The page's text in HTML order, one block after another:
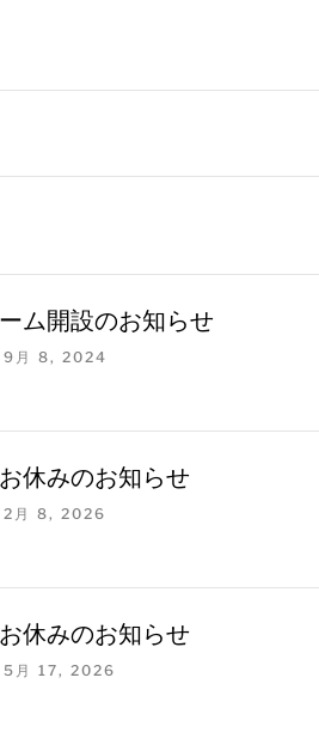
ム開設のお知らせ
9月 8, 2024
休みのお知らせ
2月 8, 2026
休みのお知らせ
5月 17, 2026